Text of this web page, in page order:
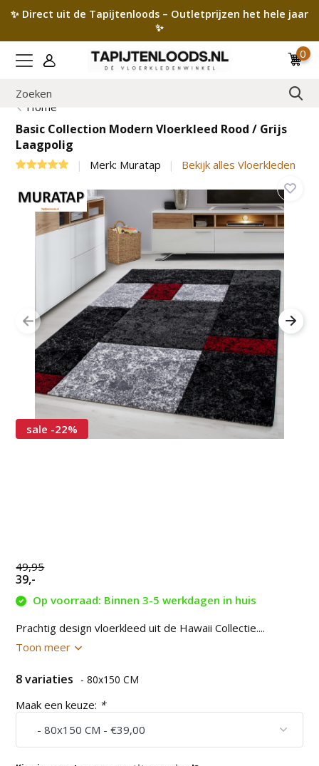
✨ Direct uit de Tapijtenloods – Outletprijzen het hele jaar
✨
0
Home
Basic Collection Modern Vloerkleed Rood / Grijs
Laagpolig
Merk: Muratap Bekijk alles Vloerkleden
sale -22%
49,95
39,-
Op voorraad: Binnen 3-5 werkdagen in huis
Prachtig design vloerkleed uit de Hawaii Collectie....
Toon meer
8 variaties - 80x150 CM
Maak een keuze: *